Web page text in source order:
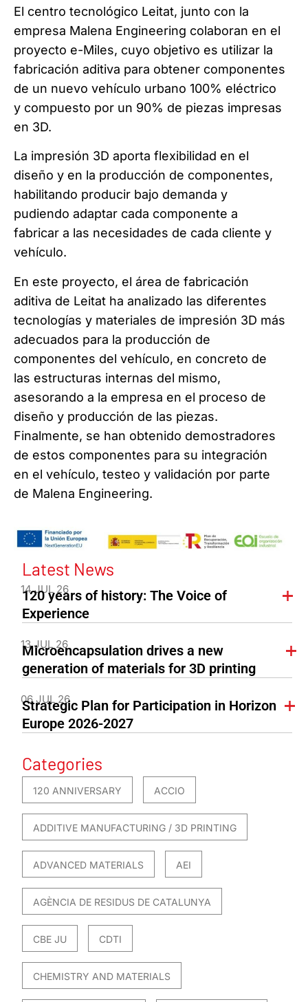
El centro tecnológico Leitat, junto con la
empresa Malena Engineering colaboran en el
proyecto e-Miles, cuyo objetivo es utilizar la
fabricación aditiva para obtener componentes
de un nuevo vehículo urbano 100% eléctrico
y compuesto por un 90% de piezas impresas
en 3D.
La impresión 3D aporta flexibilidad en el
diseño y en la producción de componentes,
habilitando producir bajo demanda y
pudiendo adaptar cada componente a
fabricar a las necesidades de cada cliente y
vehículo.
En este proyecto, el área de fabricación
aditiva de Leitat ha analizado las diferentes
tecnologías y materiales de impresión 3D más
adecuados para la producción de
componentes del vehículo, en concreto de
las estructuras internas del mismo,
asesorando a la empresa en el proceso de
diseño y producción de las piezas.
Finalmente, se han obtenido demostradores
de estos componentes para su integración
en el vehículo, testeo y validación por parte
de Malena Engineering.
Latest News
14 JUL 26
120 years of history: The Voice of
Experience
13 JUL 26
Microencapsulation drives a new
generation of materials for 3D printing
06 JUL 26
Strategic Plan for Participation in Horizon
Europe 2026-2027
Categories
120 ANNIVERSARY ACCIO
ADDITIVE MANUFACTURING / 3D PRINTING
ADVANCED MATERIALS AEI
AGÈNCIA DE RESIDUS DE CATALUNYA
CBE JU CDTI
CHEMISTRY AND MATERIALS